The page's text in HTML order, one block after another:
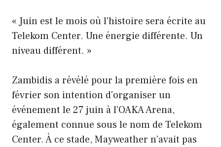
« Juin est le mois où l'histoire sera écrite au
Telekom Center. Une énergie différente. Un
niveau différent. »
Zambidis a révélé pour la première fois en
février son intention d'organiser un
événement le 27 juin à l'OAKA Arena,
également connue sous le nom de Telekom
Center. À ce stade, Mayweather n’avait pas